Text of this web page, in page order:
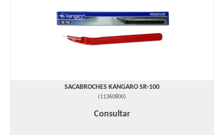
SACABROCHES KANGARO SR-100
(11360800)
Consultar